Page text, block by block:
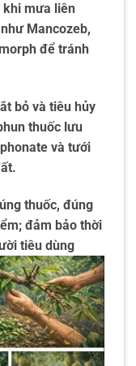
mưa liên
Mancozeb,
để tránh
bỏ và tiêu hủy
thuốc lưu
và tưới
thuốc, đúng
đảm bảo thời
tiêu dùng